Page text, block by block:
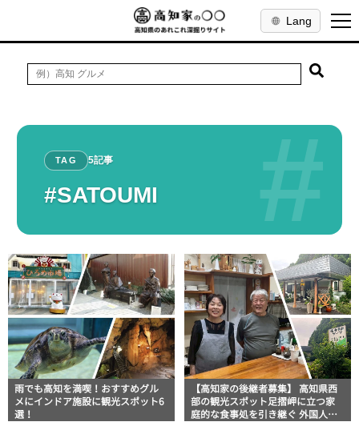
Lang
#
TAG 5記事
#SATOUMI
雨でも高知を満喫！おすすめグル
メにインドア施設に観光スポット6
選！
【高知家の後継者募集】 高知県西
部の観光スポット足摺岬に立つ家
庭的な食事処を引き継ぐ 外国人観